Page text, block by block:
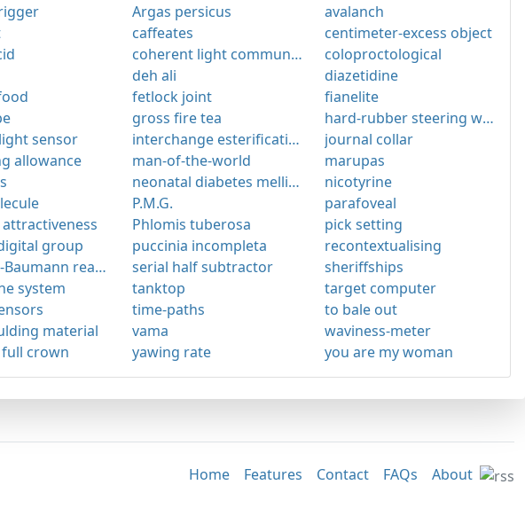
Argas persicus
avalanch
caffeates
centimeter-excess object
coherent light communication
coloproctological
deh ali
diazetidine
fetlock joint
fianelite
gross fire tea
hard-rubber steering wheel
sensor interchange esterification
journal collar
allowance man-of-the-world
marupas
neonatal diabetes mellitus
nicotyrine
P.M.G.
parafoveal
Phlomis tuberosa
pick setting
group puccinia incompleta
recontextualising
Schotten-Baumann reaction serial half subtractor
sheriffships
system tanktop
target computer
time-paths
to bale out
material vama
waviness-meter
crown yawing rate you are my woman
Home Features Contact FAQs About